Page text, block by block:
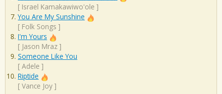
[ Israel Kamakawiwo'ole ]
You Are My Sunshine
[ Folk Songs ]
I'm Yours
[ Jason Mraz ]
Someone Like You
[ Adele ]
Riptide
[ Vance Joy ]